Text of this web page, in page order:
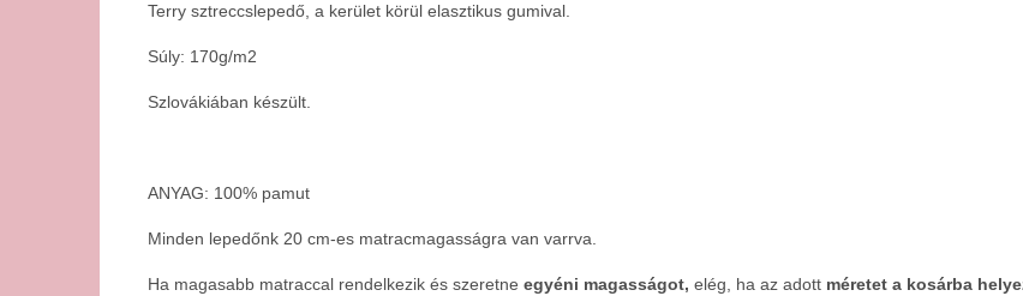
Terry sztreccslepedő, a kerület körül elasztikus gumival.
Súly: 170g/m2
Szlovákiában készült.
ANYAG: 100% pamut
Minden lepedőnk 20 cm-es matracmagasságra van varrva.
Ha magasabb matraccal rendelkezik és szeretne egyéni magasságot, elég, ha az adott méretet a kosárba